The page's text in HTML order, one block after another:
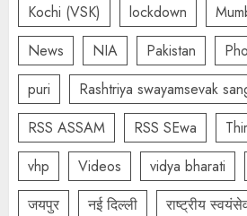
Kochi (VSK)
lockdown
News
NIA Pakistan
puri
Rashtriya swayamsevak
RSS ASSAM
RSS SEwa
vhp
Videos vidya bharati
जयपुर
नई दिल्ली राष्ट्रीय